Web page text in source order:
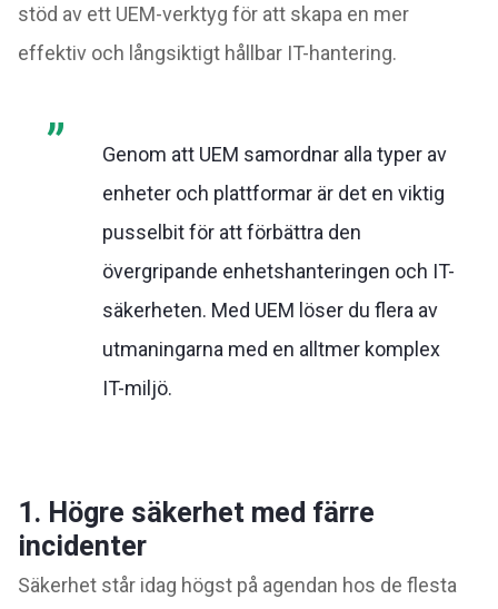
stöd av ett UEM-verktyg för att skapa en mer
effektiv och långsiktigt hållbar IT-hantering.
Genom att UEM samordnar alla typer av
enheter och plattformar är det en viktig
pusselbit för att förbättra den
övergripande enhetshanteringen och IT-
säkerheten. Med UEM löser du flera av
utmaningarna med en alltmer komplex
IT-miljö.
1. Högre säkerhet med färre
incidenter
Säkerhet står idag högst på agendan hos de flesta